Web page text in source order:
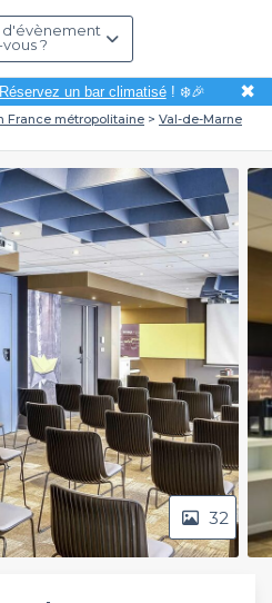
?
Réservez un bar climatisé! ❄️🎉 ✖
France métropolitaine
Val-de-Marne
32